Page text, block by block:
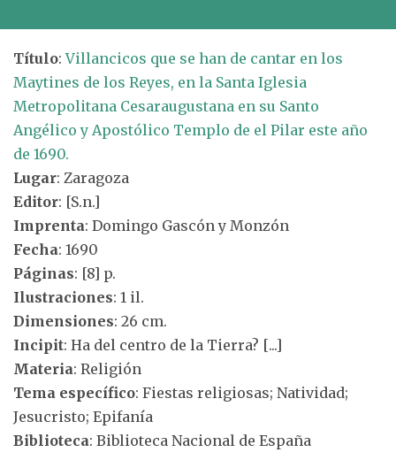
Título:Villancicos que se han de cantar en los
Maytines de los Reyes, en la Santa Iglesia
Metropolitana Cesaraugustana en su Santo
Angélico y Apostólico Templo de el Pilar este año
de 1690.
Lugar: Zaragoza
Editor: [S.n.]
Imprenta: Domingo Gascón y Monzón
Fecha: 1690
Páginas: [8] p.
Ilustraciones: 1 il.
Dimensiones: 26 cm.
Incipit: Ha del centro de la Tierra? [...]
Materia: Religión
Tema específico: Fiestas religiosas; Natividad;
Jesucristo; Epifanía
Biblioteca: Biblioteca Nacional de España